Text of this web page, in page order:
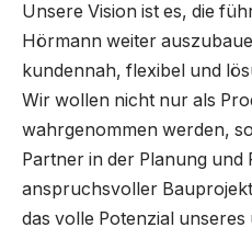
Unsere Vision ist es, die
Hörmann weiter
kundennah, flexibel und
Wir wollen nicht nur als
wahrgenommen werden,
Partner in der Planung und
anspruchsvoller
das volle Potenzial